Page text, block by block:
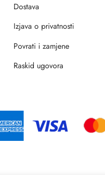
Dostava
Izjava o privatnosti
Povrati i zamjene
Raskid ugovora